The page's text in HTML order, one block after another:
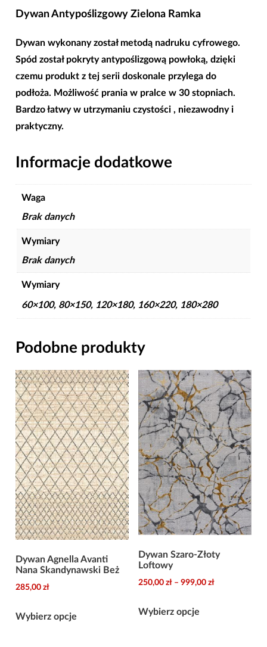
Dywan Antypoślizgowy Zielona Ramka
Dywan wykonany został metodą nadruku cyfrowego.
Spód został pokrytyantypoślizgową powłoką, dzięki
czemu produkt z tej serii doskonale przylega do
podłoża. Możliwość prania w pralce w 30 stopniach.
Bardzo łatwy w utrzymaniu czystości , niezawodny i
praktyczny.
Informacje dodatkowe
Waga
Brak danych
Wymiary
Brak danych
Wymiary
60×100, 80×150, 120×180, 160×220, 180×280
Podobne produkty
Dywan Agnella Avanti
Nana Skandynawski Beż
285,00 zł
Wybierz opcje
Dywan Szaro-Złoty
Loftowy
250,00 zł – 999,00 złZakres
Wybierz opcje